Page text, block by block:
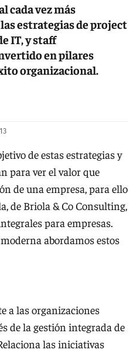
cada vez más
estrategias de project
IT, y staff
en pilares
organizacional.
de estas estrategias y
para ver el valor que
de una empresa, para ello
de Briola & Co Consulting,
para empresas.
abordamos estos
a las organizaciones
de la gestión integrada de
las iniciativas